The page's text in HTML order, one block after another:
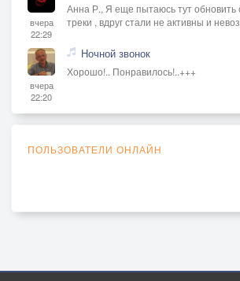
вчера
22:29
Анна Р., Я еще пытаюсь тут обновить
треки , вдруг стали не активны и
вчера
22:20
Ночной звонок
Хорошо!.. Понравилось!..+++
ПОЛЬЗОВАТЕЛИ ОНЛАЙН